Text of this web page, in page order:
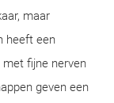
maar
heeft een
met fijne nerven
geven een